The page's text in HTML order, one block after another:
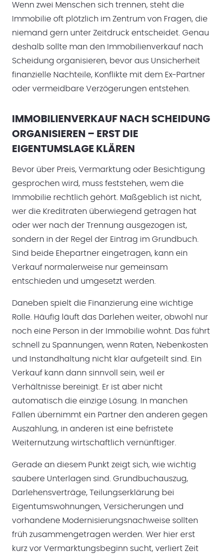
Wenn zwei Menschen sich trennen, steht die
Immobilie oft plötzlich im Zentrum von Fragen, die
niemand gern unter Zeitdruck entscheidet. Genau
deshalb sollte man den Immobilienverkauf nach
Scheidung organisieren, bevor aus Unsicherheit
finanzielle Nachteile, Konflikte mit dem Ex-Partner
oder vermeidbare Verzögerungen entstehen.
IMMOBILIENVERKAUF NACH SCHEIDUNG
ORGANISIEREN – ERST DIE
EIGENTUMSLAGE KLÄREN
Bevor über Preis, Vermarktung oder Besichtigung
gesprochen wird, muss feststehen, wem die
Immobilie rechtlich gehört. Maßgeblich ist nicht,
wer die Kreditraten überwiegend getragen hat
oder wer nach der Trennung ausgezogen ist,
sondern in der Regel der Eintrag im Grundbuch.
Sind beide Ehepartner eingetragen, kann ein
Verkauf normalerweise nur gemeinsam
entschieden und umgesetzt werden.
Daneben spielt die Finanzierung eine wichtige
Rolle. Häufig läuft das Darlehen weiter, obwohl nur
noch eine Person in der Immobilie wohnt. Das führt
schnell zu Spannungen, wenn Raten, Nebenkosten
und Instandhaltung nicht klar aufgeteilt sind. Ein
Verkauf kann dann sinnvoll sein, weil er
Verhältnisse bereinigt. Er ist aber nicht
automatisch die einzige Lösung. In manchen
Fällen übernimmt ein Partner den anderen gegen
Auszahlung, in anderen ist eine befristete
Weiternutzung wirtschaftlich vernünftiger.
Gerade an diesem Punkt zeigt sich, wie wichtig
saubere Unterlagen sind. Grundbuchauszug,
Darlehensverträge, Teilungserklärung bei
Eigentumswohnungen, Versicherungen und
vorhandene Modernisierungsnachweise sollten
früh zusammengetragen werden. Wer hier erst
kurz vor Vermarktungsbeginn sucht, verliert Zeit